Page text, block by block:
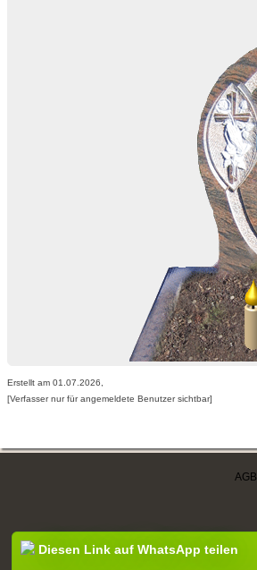
Erstellt am 01.07.2026,
[Verfasser nur für angemeldete Benutzer sichtbar]
AGB
Diesen Link auf WhatsApp teilen